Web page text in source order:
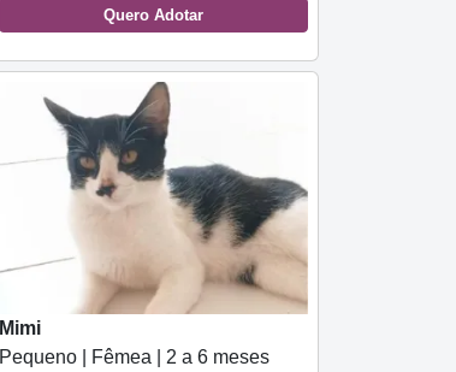
Quero Adotar
Mimi
Pequeno | Fêmea | 2 a 6 meses